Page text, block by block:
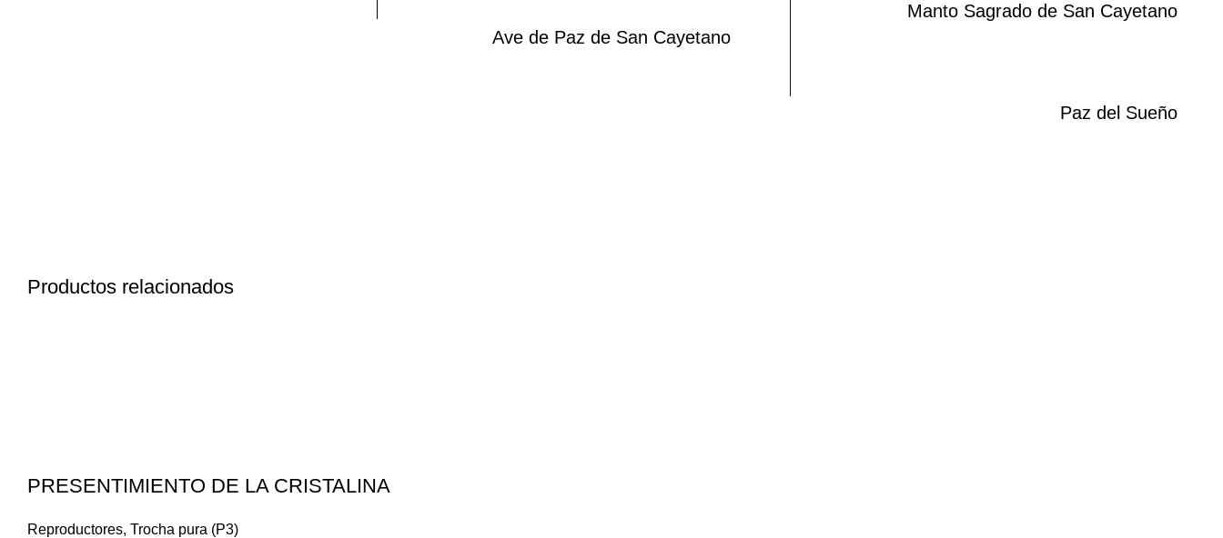
Ave de Paz de San Cayetano
Manto Sagrado de San Cayetano
Paz del Sueño
Productos relacionados
PRESENTIMIENTO DE LA CRISTALINA
Reproductores, Trocha pura (P3)